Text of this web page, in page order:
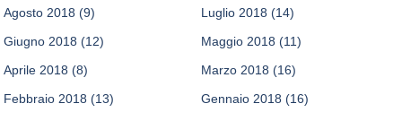
Agosto 2018 (9) Luglio 2018 (14)
Giugno 2018 (12) Maggio 2018 (11)
Aprile 2018 (8) Marzo 2018 (16)
Febbraio 2018 (13) Gennaio 2018 (16)